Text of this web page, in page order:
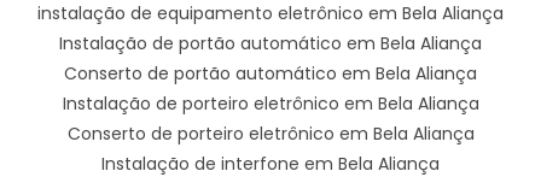
instalação de equipamento eletrônico em Bela Aliança
Instalação de portão automático em Bela Aliança
Conserto de portão automático em Bela Aliança
Instalação de porteiro eletrônico em Bela Aliança
Conserto de porteiro eletrônico em Bela Aliança
Instalação de interfone em Bela Aliança